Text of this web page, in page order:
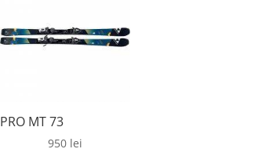
PRO MT 73
950 lei